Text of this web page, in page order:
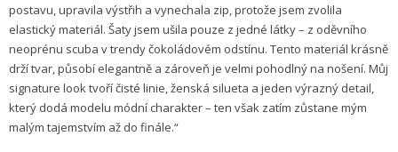
postavu, upravila výstřih a vynechala zip, protože jsem zvolila
elastický materiál. Šaty jsem ušila pouze z jedné látky – z oděvního
neoprénu scuba v trendy čokoládovém odstínu. Tento materiál krásně
drží tvar, působí elegantně a zároveň je velmi pohodlný na nošení. Můj
signature look tvoří čisté linie, ženská silueta a jeden výrazný detail,
který dodá modelu módní charakter – ten však zatím zůstane mým
malým tajemstvím až do finále.“